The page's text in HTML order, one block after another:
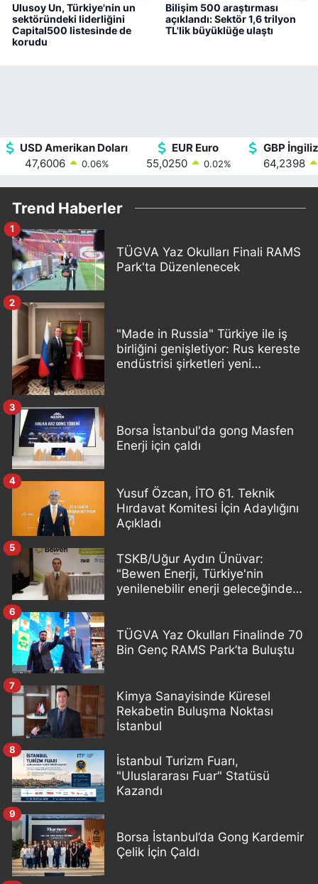
Ulusoy Un, Türkiye'nin un
sektöründeki liderliğini
Capital500 listesinde de
korudu
Bilişim 500 araştırması
açıklandı: Sektör 1,6 trilyon
TL'lik büyüklüğe ulaştı
USD Amerikan Doları
47,6006
0.06%
EUR Euro
55,0250
0.02%
GBP
64,2398
Trend Haberler
TÜGVA Yaz Okulları Finali RAMS
Park'ta Düzenlenecek
1
"Made in Russia" Türkiye ile iş
birliğini genişletiyor: Rus kereste
endüstrisi şirketleri yeni
2
Borsa İstanbul'da gong Masfen
Enerji için çaldı
3
Yusuf Özcan, İTO 61. Teknik
Hırdavat Komitesi İçin Adaylığını
Açıkladı
4
TSKB/Uğur Aydın Ünüvar:
"Bewen Enerji, Türkiye'nin
yenilenebilir enerji geleceğinde
5
TÜGVA Yaz Okulları Finalinde 70
Bin Genç RAMS Park’ta Buluştu
6
Kimya Sanayisinde Küresel
Rekabetin Buluşma Noktası
İstanbul
7
İstanbul Turizm Fuarı,
"Uluslararası Fuar" Statüsü
Kazandı
8
Borsa İstanbul’da Gong Kardemir
Çelik İçin Çaldı
9